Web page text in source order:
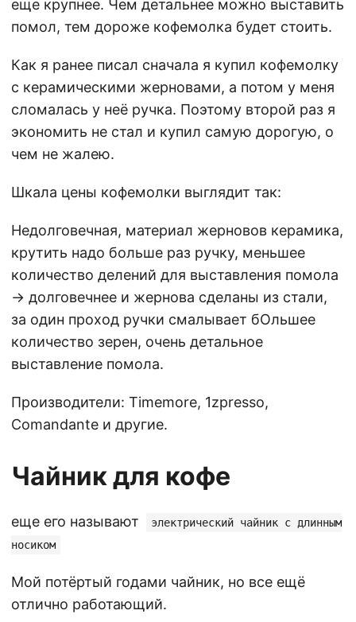
еще крупнее. Чем детальнее можно выставить
помол, тем дороже кофемолка будет стоить.
Как я ранее писал сначала я купил кофемолку
с керамическими жерновами, а потом у меня
сломалась у неё ручка. Поэтому второй раз я
экономить не стал и купил самую дорогую, о
чем не жалею.
Шкала цены кофемолки выглядит так:
Недолговечная, материал жерновов керамика,
крутить надо больше раз ручку, меньшее
количество делений для выставления помола
-> долговечнее и жернова сделаны из стали,
за один проход ручки смалывает бОльшее
количество зерен, очень детальное
выставление помола.
Производители: Timemore, 1zpresso,
Comandante и другие.
Чайник для кофе
еще его называют
электрический чайник с длинным
носиком
Мой потёртый годами чайник, но все ещё
отлично работающий.